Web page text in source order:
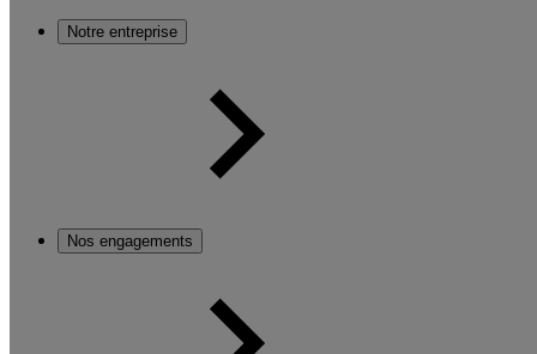
Notre entreprise
Nos engagements